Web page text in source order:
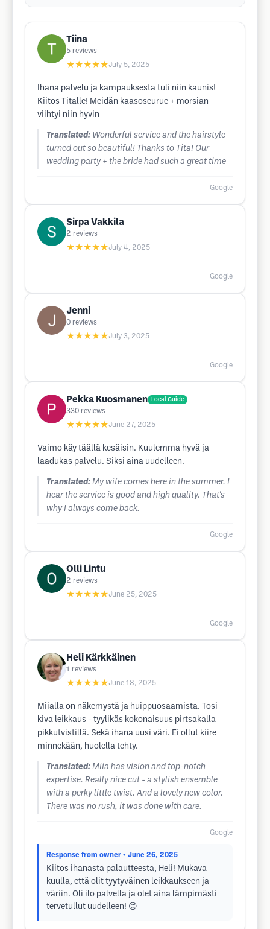
Tiina
5 reviews
★★★★★July 5, 2025
Ihana palvelu ja kampauksesta tuli niin kaunis!
Kiitos Titalle! Meidän kaasoseurue + morsian
viihtyi niin hyvin
Translated: Wonderful service and the hairstyle
turned out so beautiful! Thanks to Tita! Our
wedding party + the bride had such a great time
Google
Sirpa Vakkila
2 reviews
★★★★★July 4, 2025
Google
Jenni
0 reviews
★★★★★July 3, 2025
Google
Pekka Kuosmanen Local Guide
330 reviews
★★★★★June 27, 2025
Vaimo käy täällä kesäisin. Kuulemma hyvä ja
laadukas palvelu. Siksi aina uudelleen.
Translated: My wife comes here in the summer. I
hear the service is good and high quality. That's
why I always come back.
Google
Olli Lintu
2 reviews
★★★★★June 25, 2025
Google
Heli Kärkkäinen
1 reviews
★★★★★June 18, 2025
Miialla on näkemystä ja huippuosaamista. Tosi
kiva leikkaus - tyylikäs kokonaisuus pirtsakalla
pikkutvistillä. Sekä ihana uusi väri. Ei ollut kiire
minnekään, huolella tehty.
Translated: Miia has vision and top-notch
expertise. Really nice cut - a stylish ensemble
with a perky little twist. And a lovely new color.
There was no rush, it was done with care.
Google
Response from owner • June 26, 2025
Kiitos ihanasta palautteesta, Heli! Mukava
kuulla, että olit tyytyväinen leikkaukseen ja
väriin. Oli ilo palvella ja olet aina lämpimästi
tervetullut uudelleen! 😊